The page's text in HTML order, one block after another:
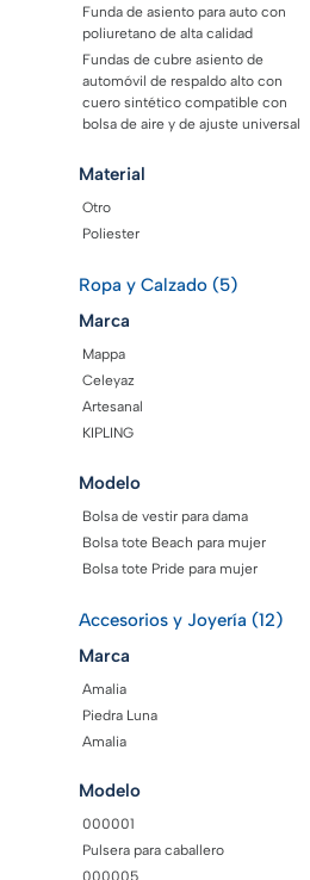
Funda de asiento para auto con
poliuretano de alta calidad
Fundas de cubre asiento de
automóvil de respaldo alto con
cuero sintético compatible con
bolsa de aire y de ajuste universal
Material
Otro
Poliester
Ropa y Calzado (5)
Marca
Mappa
Celeyaz
Artesanal
KIPLING
Modelo
Bolsa de vestir para dama
Bolsa tote Beach para mujer
Bolsa tote Pride para mujer
Accesorios y Joyería (12)
Marca
Amalia
Piedra Luna
Amalia
Modelo
000001
Pulsera para caballero